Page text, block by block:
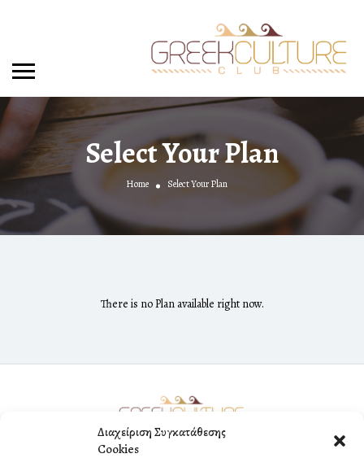
Διαχείριση Συγκατάθεσης
Cookies
Select Your Plan
Home Select Your Plan
There is no Plan available right now.